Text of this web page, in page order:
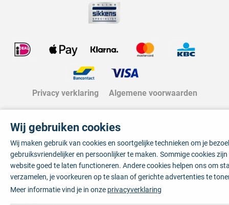
Privacy verklaring Algemene voorwaarden
Wij gebruiken cookies
Wij maken gebruik van cookies en soortgelijke technieken om je
gebruiksvriendelijker en persoonlijker te maken. Sommige cookies
website goed te laten functioneren. Andere cookies helpen ons om
verzamelen, je voorkeuren op te slaan of gerichte advertenties te
Meer informatie vind je in onze privacyverklaring